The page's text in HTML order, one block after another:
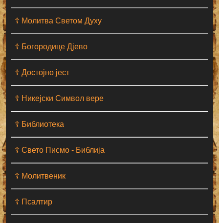
☦ Молитва Светом Духу
☦ Богородице Дјево
☦ Достојно јест
☦ Никејски Символ вере
☦ Библиотека
☦ Свето Писмо - Библија
☦ Молитвеник
☦ Псалтир